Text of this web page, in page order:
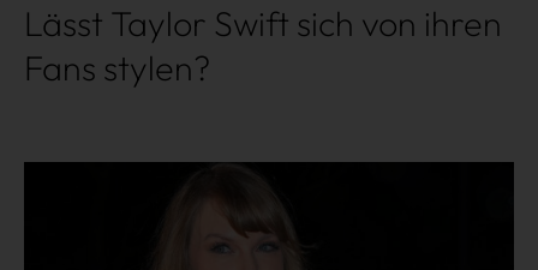
Über uns Kooperationen
Lässt Taylor Swift sich von ihren
Fans stylen?